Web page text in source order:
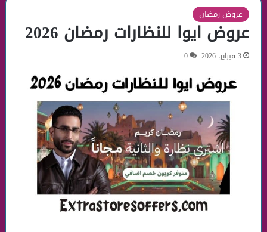
عروض رمضان
عروض ايوا للنظارات رمضان 2026
3 فبراير، 2026 0